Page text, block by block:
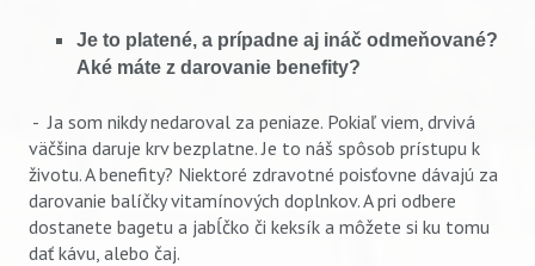
Je to platené, a prípadne aj ináč odmeňované?
Aké máte z darovanie benefity?
- Ja som nikdy nedaroval za peniaze. Pokiaľ viem, drvivá
väčšina daruje krv bezplatne. Je to náš spôsob prístupu k
životu. A benefity? Niektoré zdravotné poisťovne dávajú za
darovanie balíčky vitamínových doplnkov. A pri odbere
dostanete bagetu a jabĺčko či keksík a môžete si ku tomu
dať kávu, alebo čaj.